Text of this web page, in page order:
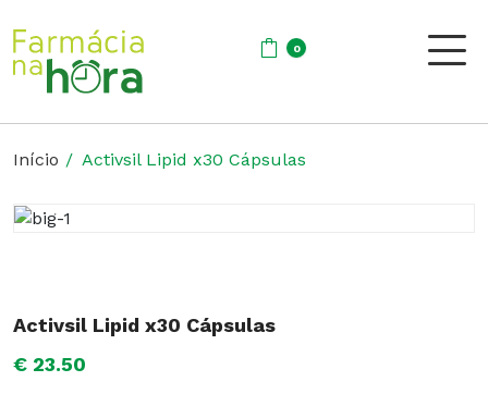
0
Início Activsil Lipid x30 Cápsulas
Activsil Lipid x30 Cápsulas
€ 23.50